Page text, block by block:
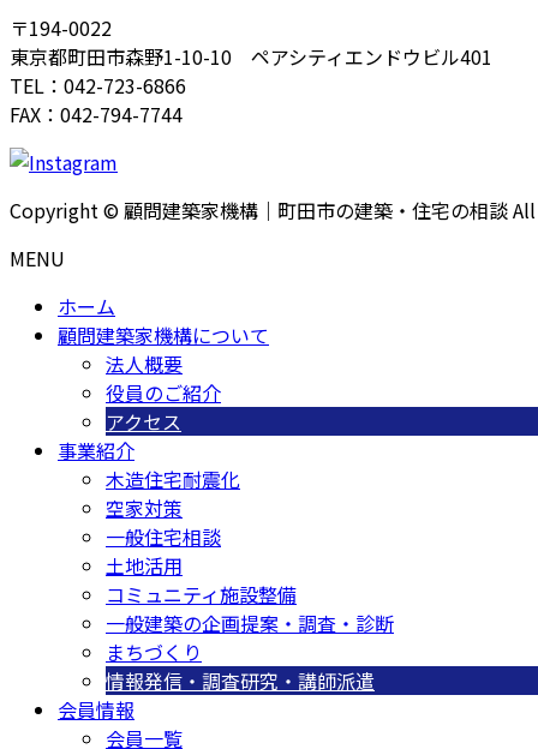
〒194-0022
東京都町田市森野1-10-10 ペアシティエンドウビル401
TEL：042-723-6866
FAX：042-794-7744
Copyright © 顧問建築家機構｜町田市の建築・住宅の相談
MENU
ホーム
顧問建築家機構について
法人概要
役員のご紹介
アクセス
事業紹介
木造住宅耐震化
空家対策
一般住宅相談
土地活用
コミュニティ施設整備
一般建築の企画提案・調査・診断
まちづくり
情報発信・調査研究・講師派遣
会員情報
会員一覧